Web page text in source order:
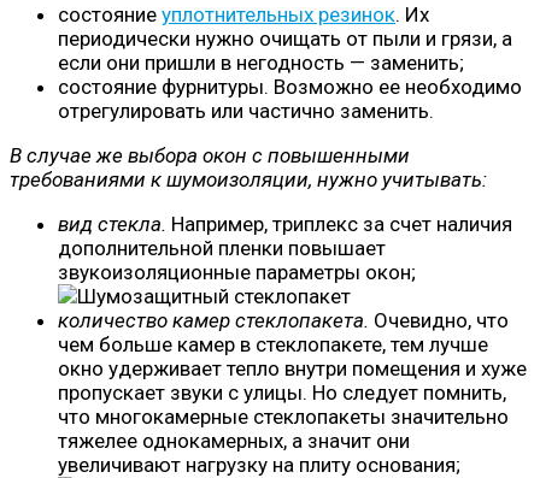
состояние уплотнительных резинок. Их
периодически нужно очищать от пыли и грязи, а
если они пришли в негодность — заменить;
состояние фурнитуры. Возможно ее необходимо
отрегулировать или частично заменить.
В случае же выбора окон с повышенными
требованиями к шумоизоляции, нужно учитывать:
вид стекла. Например, триплекс за счет наличия
дополнительной пленки повышает
звукоизоляционные параметры окон;
количество камер стеклопакета. Очевидно, что
чем больше камер в стеклопакете, тем лучше
окно удерживает тепло внутри помещения и хуже
пропускает звуки с улицы. Но следует помнить,
что многокамерные стеклопакеты значительно
тяжелее однокамерных, а значит они
увеличивают нагрузку на плиту основания;